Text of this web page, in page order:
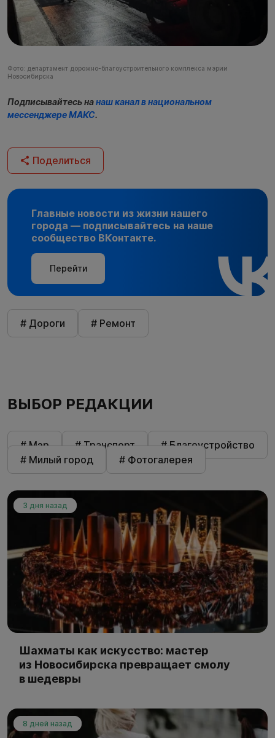
Фото: департамент дорожно-благоустроительного комплекса мэрии
Новосибирска
Подписывайтесь нанаш канал в национальном
мессенджере МАКС.
Поделиться
Главные новости из жизни нашего
города — подписывайтесь на наше
сообщество ВКонтакте.
Перейти
# Дороги # Ремонт
ВЫБОР РЕДАКЦИИ
# Мэр # Транспорт
# Благоустройство
# Милый город
# Фотогалерея
3 дня назад
Шахматы как искусство: мастер
из Новосибирска превращает смолу
в шедевры
8 дней назад